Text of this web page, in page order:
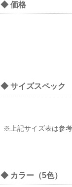
◆ 価格
◆ サイズスペック
※上記サイズ表は参
◆ カラー（5色）